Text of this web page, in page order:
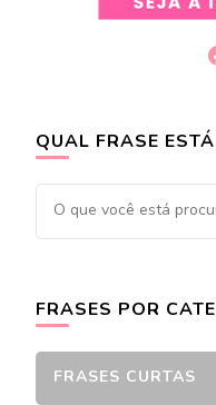
QUAL FRASE
Procurando
algo?
FRASES POR
FRASES CURTAS